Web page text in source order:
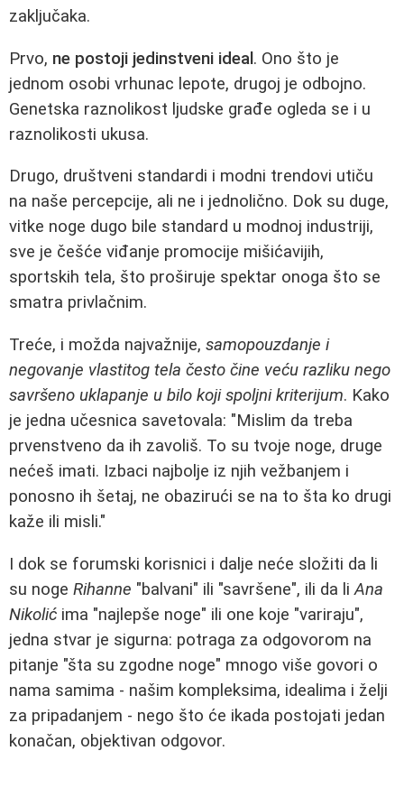
zaključaka.
Prvo, ne postoji jedinstveni ideal . Ono što je
jednom osobi vrhunac lepote, drugoj je odbojno.
Genetska raznolikost ljudske građe ogleda se i u
raznolikosti ukusa.
Drugo, društveni standardi i modni trendovi utiču
na naše percepcije, ali ne i jednolično. Dok su duge,
vitke noge dugo bile standard u modnoj industriji,
sve je češće viđanje promocije mišićavijih,
sportskih tela, što proširuje spektar onoga što se
smatra privlačnim.
Treće, i možda najvažnije, samopouzdanje i
negovanje vlastitog tela često čine veću razliku nego
savršeno uklapanje u bilo koji spoljni kriterijum. Kako
je jedna učesnica savetovala: "Mislim da treba
prvenstveno da ih zavoliš. To su tvoje noge, druge
nećeš imati. Izbaci najbolje iz njih vežbanjem i
ponosno ih šetaj, ne obazirući se na to šta ko drugi
kaže ili misli."
I dok se forumski korisnici i dalje neće složiti da li
su noge Rihanne "balvani" ili "savršene", ili da liAna
Nikolić ima "najlepše noge" ili one koje "variraju",
jedna stvar je sigurna: potraga za odgovorom na
pitanje "šta su zgodne noge" mnogo više govori o
nama samima - našim kompleksima, idealima i želji
za pripadanjem - nego što će ikada postojati jedan
konačan, objektivan odgovor.